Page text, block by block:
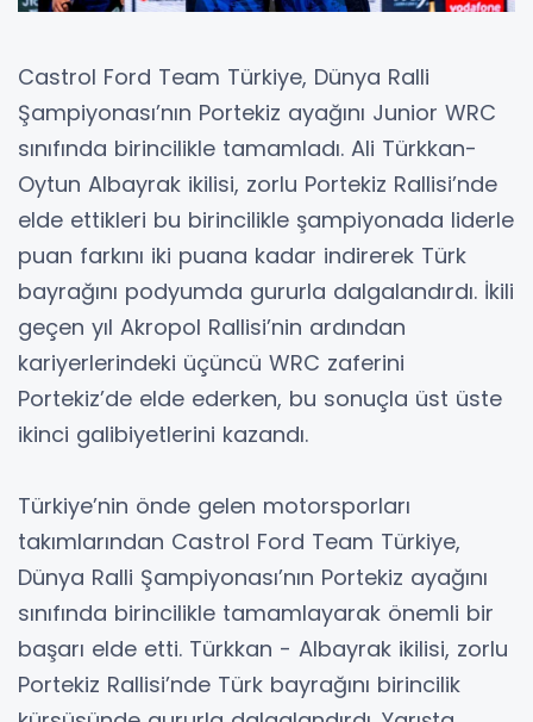
Castrol Ford Team Türkiye, Dünya Ralli
Şampiyonası’nın Portekiz ayağını Junior WRC
sınıfında birincilikle tamamladı. Ali Türkkan-
Oytun Albayrak ikilisi, zorlu Portekiz Rallisi’nde
elde ettikleri bu birincilikle şampiyonada liderle
puan farkını iki puana kadar indirerek Türk
bayrağını podyumda gururla dalgalandırdı. İkili
geçen yıl Akropol Rallisi’nin ardından
kariyerlerindeki üçüncü WRC zaferini
Portekiz’de elde ederken, bu sonuçla üst üste
ikinci galibiyetlerini kazandı.
Türkiye’nin önde gelen motorsporları
takımlarından Castrol Ford Team Türkiye,
Dünya Ralli Şampiyonası’nın Portekiz ayağını
sınıfında birincilikle tamamlayarak önemli bir
başarı elde etti. Türkkan - Albayrak ikilisi, zorlu
Portekiz Rallisi’nde Türk bayrağını birincilik